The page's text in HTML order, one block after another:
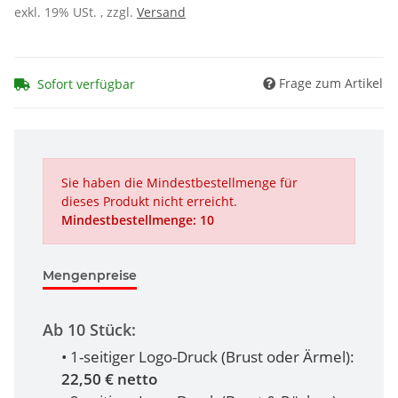
exkl. 19% USt. , zzgl. Versand
Sofort verfügbar Frage zum Artikel
Sie haben die Mindestbestellmenge für
dieses Produkt nicht erreicht.
Mindestbestellmenge: 10
Mengenpreise
Ab 10 Stück:
• 1-seitiger Logo-Druck (Brust oder Ärmel):
22,50 € netto